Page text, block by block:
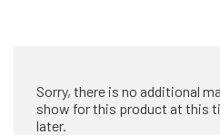
Sorry, there is no additional
show for this product at this
later.